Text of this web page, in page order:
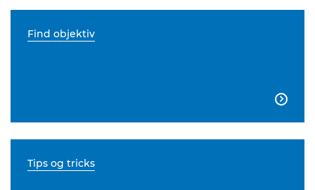
Find objektiv

Tips og tricks